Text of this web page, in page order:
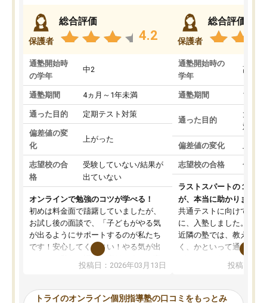
保護者
総合評価
4.2
通塾開始時
の学年
中2
通塾期間 4ヵ月～1年未満
通った目的 定期テスト対策
偏差値の変
化
上がった
志望校の合
格
受験していない/結果が
出ていない
オンラインで勉強のコツが学べる！
初めは料金面で躊躇していましたが、
お試し後の面談で、「子どもがやる気
が出るようにサポートするのが私たち
です！安心してください！やる気が出
ないのは私たち講師の責任です」と言
ってくださり、確かに！と考えて、思
ったんですが、学生の先生から学ぶこ
投稿日：2026年03月13日
保護者
総合評価
通塾開始時の
学年
高3
通塾期間 1～3
通った目的
大学
対策
偏差値の変化 上が
志望校の合格 合格
ラストスパートの１か月
が、本当に助かりました
共通テストに向けての追
に、入塾しました。田舎
近隣の塾では、教えても
く、かといって通うには
可能なので本当に助か
らないところをピンポイ
投稿日：
トライのオンライン個別指導塾の口コミをもっとみ